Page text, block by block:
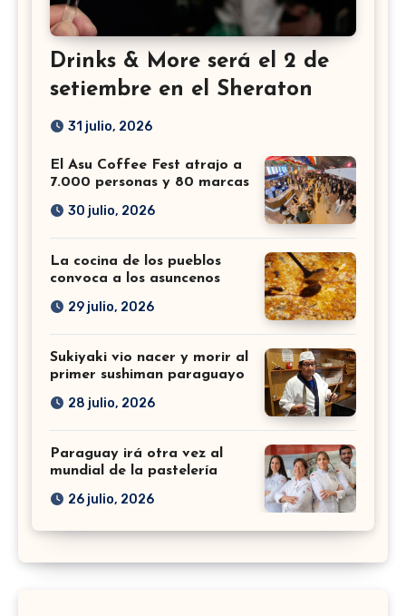
Drinks & More será el 2 de
setiembre en el Sheraton
31 julio, 2026
El Asu Coffee Fest atrajo a
7.000 personas y 80 marcas
30 julio, 2026
La cocina de los pueblos
convoca a los asuncenos
29 julio, 2026
Sukiyaki vio nacer y morir al
primer sushiman paraguayo
28 julio, 2026
Paraguay irá otra vez al
mundial de la pastelería
26 julio, 2026